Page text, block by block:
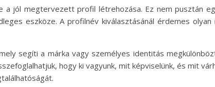
a jól megtervezett profil létrehozása. Ez nem pusztán
eszköze. A profilnév kiválasztásánál érdemes olyan
segíti a márka vagy személyes identitás
hogy ki vagyunk, mit képviselünk, és mit